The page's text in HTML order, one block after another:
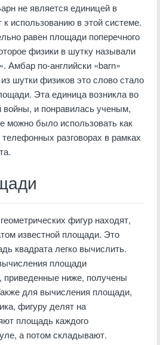
не является единицей в
использованию в этой системе.
равен площади поперечного
физики в шутку называли
Амбар по-английски «barn»
шутки физиков это слово стало
Эта единица возникла во
и понравилась ученым,
можно было использовать как
разговорах в рамках
фигур находят,
известной площади. Это
квадрата легко вычислить.
площади
приведенные ниже, получены
для вычисления площади,
фигуру делят на
площадь каждого
а потом складывают.